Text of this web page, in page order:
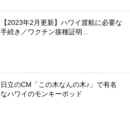
【2023年2月更新】ハワイ渡航に必要な
手続き／ワクチン接種証明...
日立のCM「この木なんの木♪」で有名
なハワイのモンキーポッド